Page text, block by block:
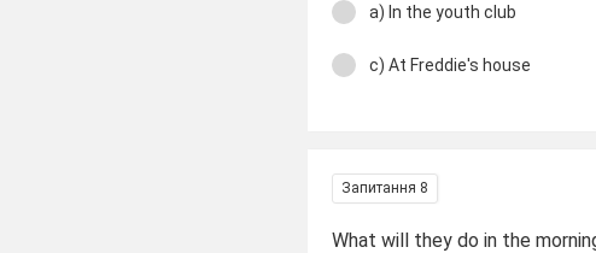
a) In the youth club
c) At Freddie's house
Запитання 8
What will they do in the